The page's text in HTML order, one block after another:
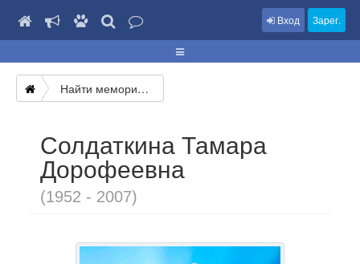
Вход Зарег.
Найти мемориал
Солдаткина Тамара
Дорофеевна
(1952 - 2007)